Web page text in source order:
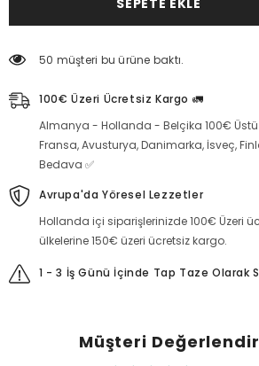
azaltın
miktarı
artırın
SEPETE EKLE
50 müşteri bu ürüne baktı.
100€ Üzeri Ücretsiz Kargo 🚛
Almanya - Hollanda - Belçika 100€ Üstü
Fransa, Avusturya, Danimarka, İsveç,
Bedava ✅
Avrupa'da Yöresel Lezzetler
Hollanda içi siparişlerinizde 100€ Üzeri
ülkelerine 150€ üzeri ücretsiz kargo.
1 - 3 İş Günü İçinde Tap Taze Olarak
Müşteri